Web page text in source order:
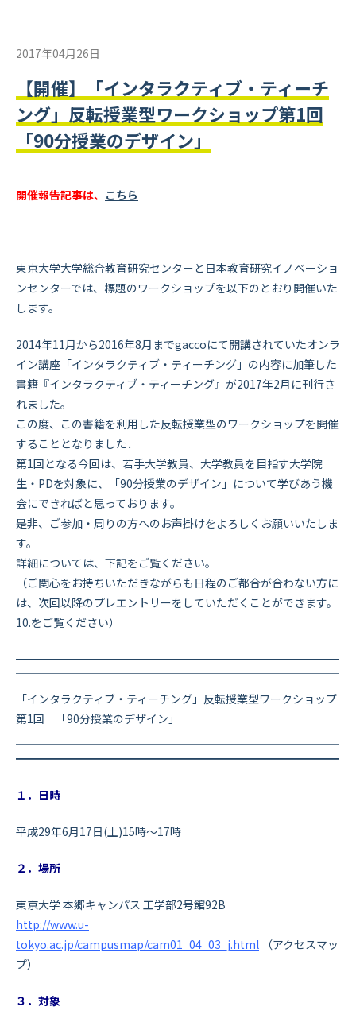
2017年04月26日
【開催】「インタラクティブ・ティーチ
ング」反転授業型ワークショップ第1回
「90分授業のデザイン」
開催報告記事は、 こちら
東京大学大学総合教育研究センターと日本教育研究イノベーショ
ンセンターでは、標題のワークショップを以下のとおり開催いた
します。
2014年11月から2016年8月までgaccoにて開講されていたオンラ
イン講座「インタラクティブ・ティーチング」の内容に加筆した
書籍『インタラクティブ・ティーチング』が2017年2月に刊行さ
れました。
この度、この書籍を利用した反転授業型のワークショップを開催
することとなりました．
第1回となる今回は、若手大学教員、大学教員を目指す大学院
生・PDを対象に、「90分授業のデザイン」について学びあう機
会にできればと思っております。
是非、ご参加・周りの方へのお声掛けをよろしくお願いいたしま
す。
詳細については、下記をご覧ください。
（ご関心をお持ちいただきながらも日程のご都合が合わない方に
は、次回以降のプレエントリーをしていただくことができます。
10.をご覧ください）
━━━━━━━━━━━━━━━━━━━━━━━━━━━━━
￣￣￣￣￣￣￣￣￣￣￣￣￣￣￣￣￣￣￣￣￣￣￣￣￣￣￣￣￣
「インタラクティブ・ティーチング」反転授業型ワークショップ
第1回 「90分授業のデザイン」
━━━━━━━━━━━━━━━━━━━━━━━━━━━━━
１．日時
平成29年6月17日(土)15時～17時
２．場所
東京大学 本郷キャンパス 工学部2号館92B
http://www.u-
tokyo.ac.jp/campusmap/cam01_04_03_j.html （アクセスマッ
プ）
３．対象